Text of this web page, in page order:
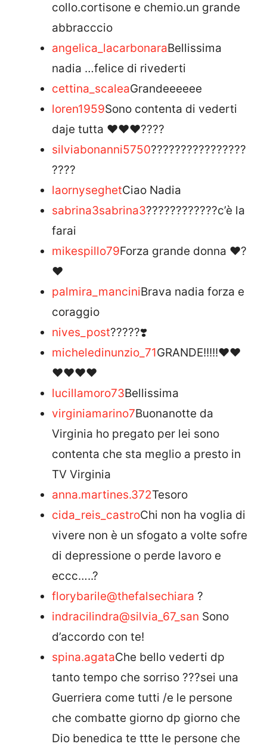
collo.cortisone e chemio.un grande
abbracccio
angelica_lacarbonaraBellissima
nadia …felice di rivederti
cettina_scaleaGrandeeeeee
loren1959Sono contenta di vederti
daje tutta ❤️❤️❤️????
silviabonanni5750????????????????
????
laornyseghetCiao Nadia
sabrina3sabrina3????????????c’è la
farai
mikespillo79Forza grande donna ❤?
❤
palmira_manciniBrava nadia forza e
coraggio
nives_post?????❣️
micheledinunzio_71GRANDE!!!!!❤❤
❤❤❤❤
lucillamoro73Bellissima
virginiamarino7Buonanotte da
Virginia ho pregato per lei sono
contenta che sta meglio a presto in
TV Virginia
anna.martines.372Tesoro
cida_reis_castroChi non ha voglia di
vivere non è un sfogato a volte sofre
di depressione o perde lavoro e
eccc…..?
florybarile@thefalsechiara ?
indracilindra@silvia_67_san Sono
d’accordo con te!
spina.agataChe bello vederti dp
tanto tempo che sorriso ???sei una
Guerriera come tutti /e le persone
che combatte giorno dp giorno che
Dio benedica te ttte le persone che